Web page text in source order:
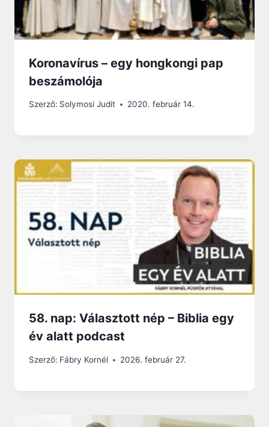
Koronavírus – egy hongkongi pap
beszámolója
Szerző: Solymosi Judit 2020. február 14.
58. nap: Választott nép – Biblia egy
év alatt podcast
Szerző: Fábry Kornél 2026. február 27.